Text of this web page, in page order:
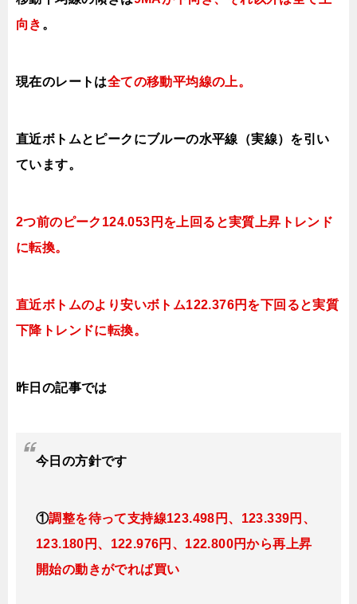
向き 。
現在のレートは全ての移動平均線の上。
直近ボトムとピークにブルーの水平線（実線）を引い
ています。
2つ前のピーク124.053円を上回ると実質上昇 トレンド
に転換。
直近ボトムのより安いボトム122.376円を下回ると実質
下降トレンドに転換。
昨日の記事では
今日 の方針です
①調整を待って支持線123.498円、123.339円、
123.180円、122.976円、122.800円から再上昇
開始の動きがでれば買い